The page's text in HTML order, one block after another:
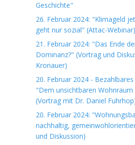
Geschichte"
26. Februar 2024: "Klimageld
geht nur sozial" (Attac-Webinar)
21. Februar 2024: "Das Ende
Dominanz?" (Vortrag und
Kronauer)
20. Februar 2024 -
"Dem unsichtbaren Wohnraum
(Vortrag mit Dr. Daniel
20. Februar 2024:
nachhaltig,
und Diskussion)